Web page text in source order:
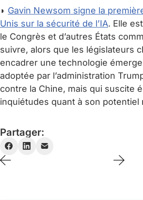
◗ Gavin Newsom signe la
Unis sur la sécurité de l’IA. Elle
le Congrès et d’autres États
suivre, alors que les législateurs
encadrer une technologie
adoptée par l’administration
contre la Chine, mais qui suscite
inquiétudes quant à son potentiel
Partager: